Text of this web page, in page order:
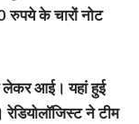
रुपये के चारों नोट
लेकर आई। यहां हुई
ने टीम